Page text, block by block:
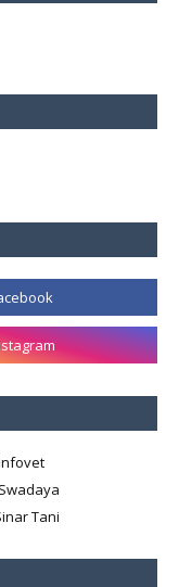
Tani